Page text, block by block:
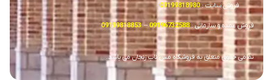
فروش سایت :09199818980
فروش عمده و سازمانی :09196732588
–
09199818853
تمامی حقوق متعلق به فروشگاه مس ناب زنجان می باشد.